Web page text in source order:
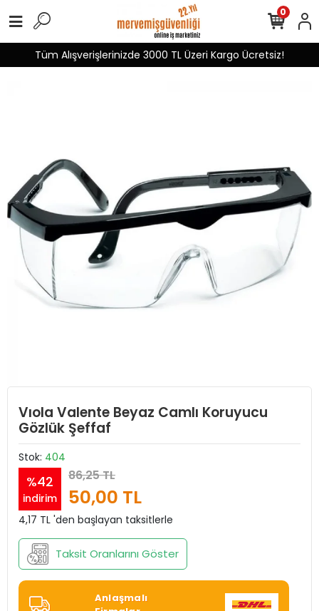
Tüm Alışverişlerinizde 3000 TL Üzeri Kargo Ücretsiz!
0
Vıola Valente Beyaz Camlı Koruyucu
Gözlük Şeffaf
Stok: 404
%42
indirim
86,25 TL
50,00 TL
4,17 TL 'den başlayan taksitlerle
Taksit Oranlarını Göster
Anlaşmalı